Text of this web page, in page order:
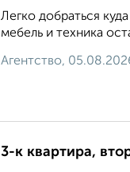
Легко добраться
мебель и техника
Агентство,
3-к квартира,